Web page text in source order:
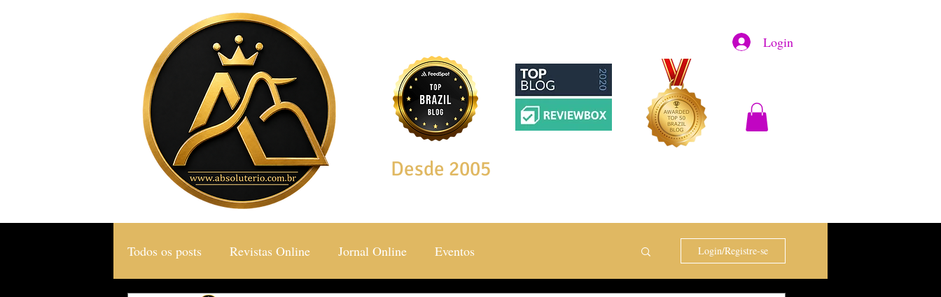
Login
Desde 2005
Todos os posts Revistas Online Jornal Online Eventos Login/Registre-se